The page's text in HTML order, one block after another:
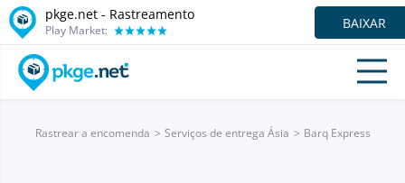
pkge.net - Rastreamento
Play Market: BAIXAR
Rastrear a encomenda Serviços de entrega Ásia Barq Express